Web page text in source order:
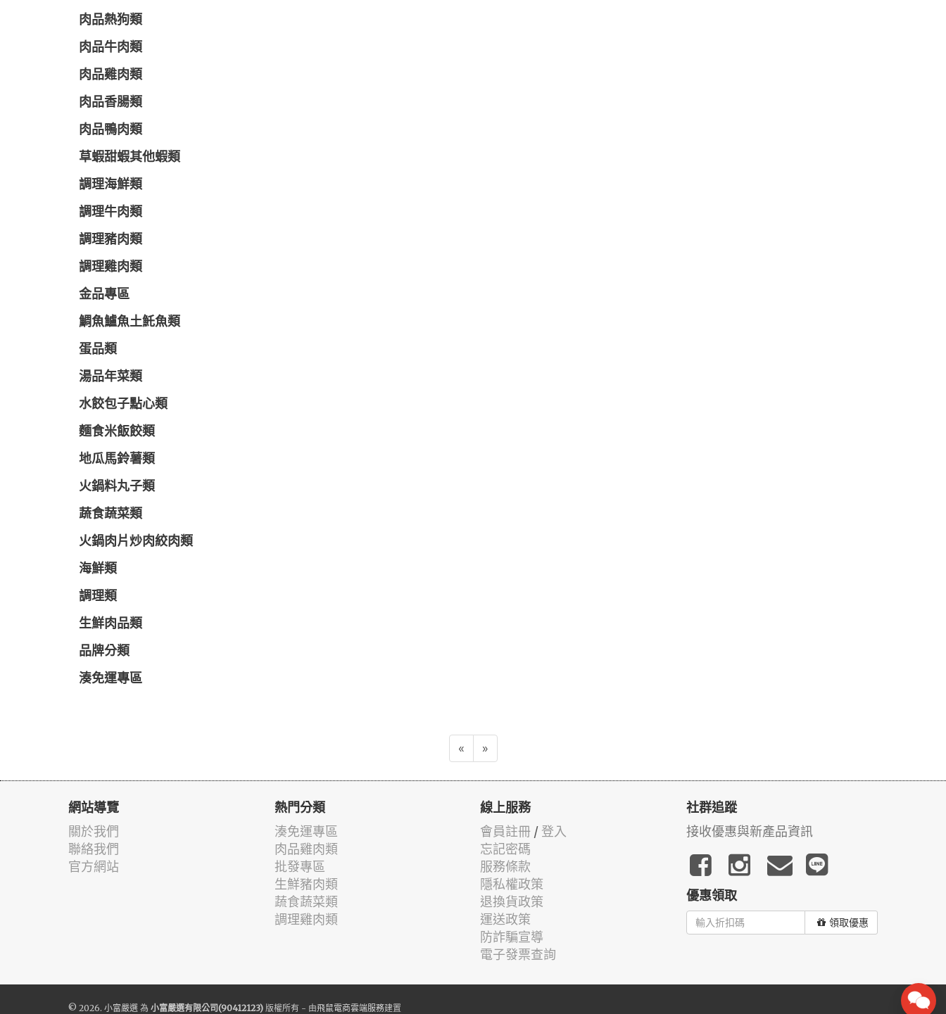
肉品熱狗類
肉品牛肉類
肉品雞肉類
肉品香腸類
肉品鴨肉類
草蝦甜蝦其他蝦類
調理海鮮類
調理牛肉類
調理豬肉類
調理雞肉類
金品專區
鯛魚鱸魚土魠魚類
蛋品類
湯品年菜類
水餃包子點心類
麵食米飯餃類
地瓜馬鈴薯類
火鍋料丸子類
蔬食蔬菜類
火鍋肉片炒肉絞肉類
海鮮類
調理類
生鮮肉品類
品牌分類
湊免運專區
« »
網站導覽
關於我們
聯絡我們
官方網站
熱門分類
湊免運專區
肉品雞肉類
批發專區
生鮮豬肉類
蔬食蔬菜類
調理雞肉類
線上服務
會員註冊 / 登入
忘記密碼
服務條款
隱私權政策
退換貨政策
運送政策
防詐騙宣導
電子發票查詢
社群追蹤
接收優惠與新產品資訊
優惠領取
領取優惠
© 2026. 小富嚴選 為 小富嚴選有限公司(90412123) 版權所有 - 由飛鼠電商雲端服務建置